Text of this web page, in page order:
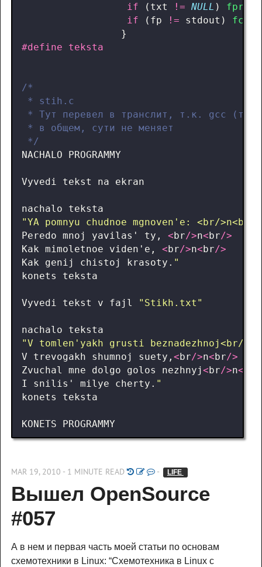
if
( txt != NULL )
if
( fp != stdout )
}
*/
NACHALO
PROGRAMMY
Vyvedi tekst na ekran
nachalo
teksta
"YA pomnyu chudnoe mgnoven'e: <br/>n<br/>
Peredo mnoj yavilas ' ty , <br/>n<br/>
Kak mimoletnoe viden ' e , <br/>n<br/>
Kak
genij chistoj krasoty . "
konets
teksta
Vyvedi tekst v fajl "Stikh.txt"
nachalo
teksta
"V tomlen'yakh grusti beznadezhnoj<br/
V
trevogakh shumnoj suety , <br/>n<br/>
Zvuchal
mne dolgo golos nezhnyj<br/>n<
I
snilis ' milye cherty . "
konets
teksta
KONETS PROGRAMMY
MAR 19, 2010 - 1 MINUTE READ - LIFE
Вышел OpenSource
#057
А в нем и первая часть моей статьи по основам
схемотехники в Linux: “Схемотехника в Linux с